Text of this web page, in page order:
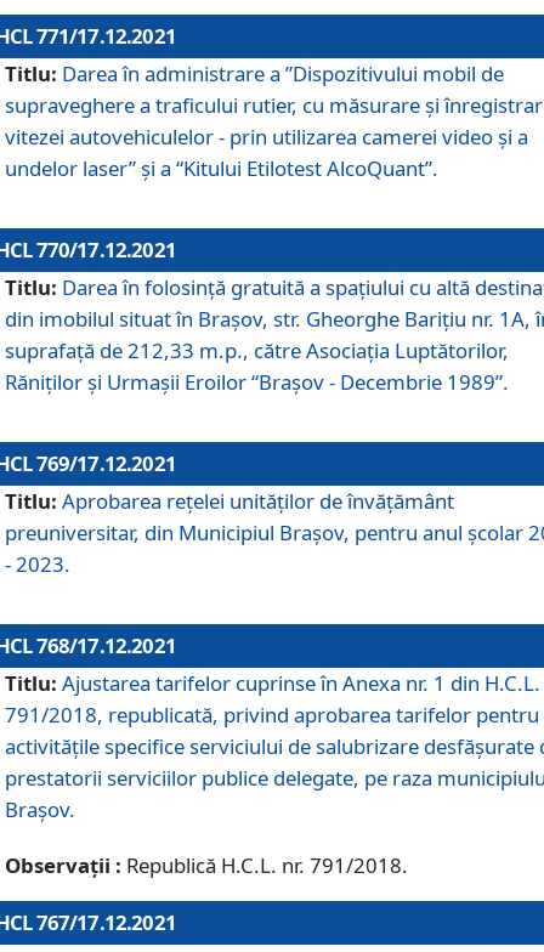
771/17.12.2021
Titlu: Darea în administrare a ”Dispozitivului mobil de
supraveghere a traficului rutier, cu măsurare și
vitezei autovehiculelor - prin utilizarea camerei video și a
undelor laser” și a “Kitului Etilotest AlcoQuant”.
770/17.12.2021
Titlu: Darea în folosinţă gratuită a spaţiului cu altă
din imobilul situat în Braşov, str. Gheorghe Bariţiu nr. 1A,
suprafaţă de 212,33 m.p., către Asociaţia Luptătorilor,
Răniţilor şi Urmaşii Eroilor “Braşov - Decembrie 1989”.
769/17.12.2021
Titlu: Aprobarea reţelei unităţilor de învăţământ
preuniversitar, din Municipiul Braşov, pentru anul şcolar
- 2023.
768/17.12.2021
Titlu: Ajustarea tarifelor cuprinse în Anexa nr. 1 din H.C.L.
791/2018, republicată, privind aprobarea tarifelor pentru
activităţile specifice serviciului de salubrizare desfăşurate
prestatorii serviciilor publice delegate, pe raza
Braşov.
Observații : Republică H.C.L. nr. 791/2018.
767/17.12.2021